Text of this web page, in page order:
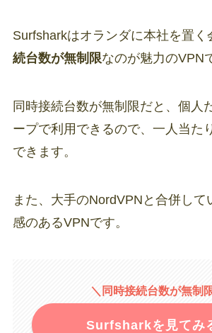
Surfsharkはオランダに本社を置く
続台数が無制限なのが魅力のVPN
同時接続台数が無制限だと、個人
ープで利用できるので、一人当た
できます。
また、大手のNordVPNと合併して
感のあるVPNです。
＼同時接続台数が無制
Surfsharkを見てみ